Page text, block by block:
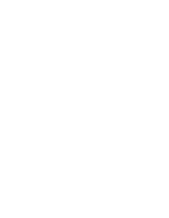
El Malagueño
afianza su